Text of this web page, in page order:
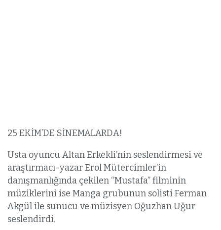
25 EKİM’DE SİNEMALARDA!
Usta oyuncu Altan Erkekli’nin seslendirmesi ve
araştırmacı-yazar Erol Mütercimler’in
danışmanlığında çekilen “Mustafa” filminin
müziklerini ise Manga grubunun solisti Ferman
Akgül ile sunucu ve müzisyen Oğuzhan Uğur
seslendirdi.